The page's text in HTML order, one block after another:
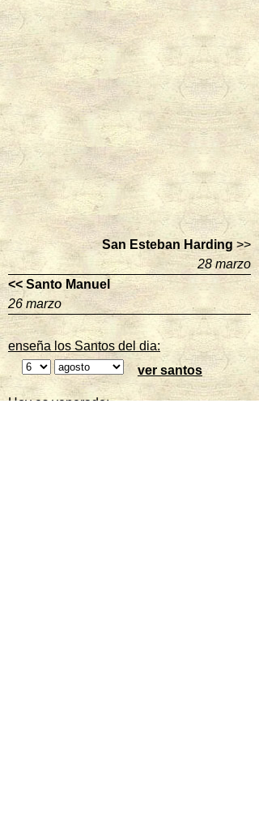
San Esteban Harding >>
28 marzo
<< Santo Manuel
26 marzo
enseña los Santos del dia:
ver santos
Hoy es venerado: